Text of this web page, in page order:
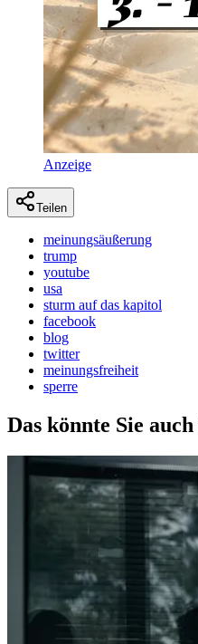
Anzeige
Teilen
meinungsäußerung
trump
youtube
usa
sturm auf das kapitol
facebook
blog
twitter
meinungsfreiheit
sperre
Das könnte Sie